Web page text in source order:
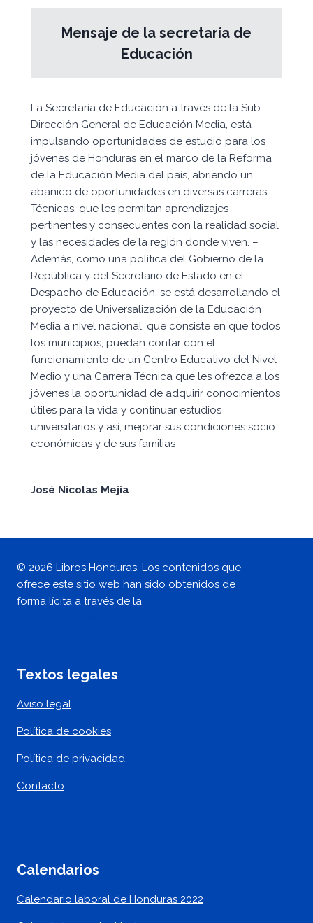
Mensaje de la secretaría de
Educación
La Secretaría de Educación a través de la Sub
Dirección General de Educación Media, está
impulsando oportunidades de estudio para los
jóvenes de Honduras en el marco de la Reforma
de la Educación Media del país, abriendo un
abanico de oportunidades en diversas carreras
Técnicas, que les permitan aprendizajes
pertinentes y consecuentes con la realidad social
y las necesidades de la región donde viven. –
Además, como una política del Gobierno de la
República y del Secretario de Estado en el
Despacho de Educación, se está desarrollando el
proyecto de Universalización de la Educación
Media a nivel nacional, que consiste en que todos
los municipios, puedan contar con el
funcionamiento de un Centro Educativo del Nivel
Medio y una Carrera Técnica que les ofrezca a los
jóvenes la oportunidad de adquirir conocimientos
útiles para la vida y continuar estudios
universitarios y así, mejorar sus condiciones socio
económicas y de sus familias
José Nicolas Mejia
© 2026 Libros Honduras. Los contenidos que
ofrece este sitio web han sido obtenidos de
forma lícita a través de la
.
Textos legales
Aviso legal
Política de cookies
Política de privacidad
Contacto
Calendarios
Calendario laboral de Honduras 2022